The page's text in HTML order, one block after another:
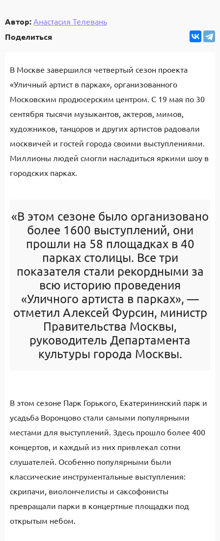
Автор: Анастасия Телевань
Поделиться
В Москве завершился четвертый сезон проекта
«Уличный артист в парках», организованного
Московским продюсерским центром. С 19 мая по 30
сентября тысячи музыкантов, актеров, мимов,
художников, танцоров и других артистов радовали
москвичей и гостей города своими выступлениями.
Миллионы людей смогли насладиться яркими шоу в
городских парках.
«В этом сезоне было организовано
более 1600 выступлений, они
прошли на 58 площадках в 40
парках столицы. Все три
показателя стали рекордными за
всю историю проведения
«Уличного артиста в парках», —
отметил Алексей Фурсин, министр
Правительства Москвы,
руководитель Департамента
культуры города Москвы.
В этом сезоне Парк Горького, Екатерининский парк и
усадьба Воронцово стали самыми популярными
местами для выступлений. Здесь прошло более 400
концертов, и каждый из них привлекал сотни
слушателей. Особенно популярными были
классические инструментальные выступления:
скрипачи, виолончелисты и саксофонисты
превращали парки в концертные площадки под
открытым небом.